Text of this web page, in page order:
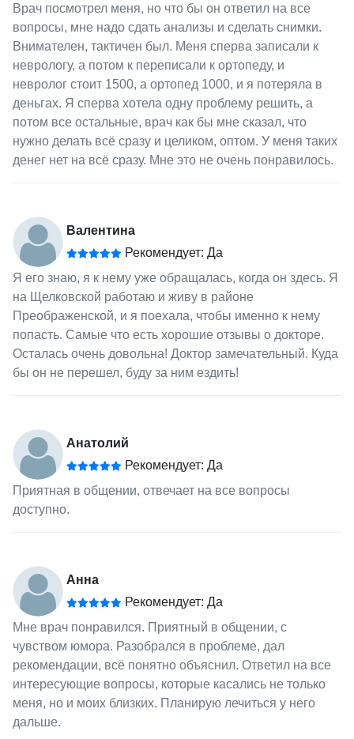
Врач посмотрел меня, но что бы он ответил на все
вопросы, мне надо сдать анализы и сделать снимки.
Внимателен, тактичен был. Меня сперва записали к
неврологу, а потом к переписали к ортопеду, и
невролог стоит 1500, а ортопед 1000, и я потеряла в
деньгах. Я сперва хотела одну проблему решить, а
потом все остальные, врач как бы мне сказал, что
нужно делать всё сразу и целиком, оптом. У меня таких
денег нет на всё сразу. Мне это не очень понравилось.
Валентина
Рекомендует: Да
Я его знаю, я к нему уже обращалась, когда он здесь. Я
на Щелковской работаю и живу в районе
Преображенской, и я поехала, чтобы именно к нему
попасть. Самые что есть хорошие отзывы о докторе.
Осталась очень довольна! Доктор замечательный. Куда
бы он не перешел, буду за ним ездить!
Анатолий
Рекомендует: Да
Приятная в общении, отвечает на все вопросы
доступно.
Анна
Рекомендует: Да
Мне врач понравился. Приятный в общении, с
чувством юмора. Разобрался в проблеме, дал
рекомендации, всё понятно объяснил. Ответил на все
интересующие вопросы, которые касались не только
меня, но и моих близких. Планирую лечиться у него
дальше.